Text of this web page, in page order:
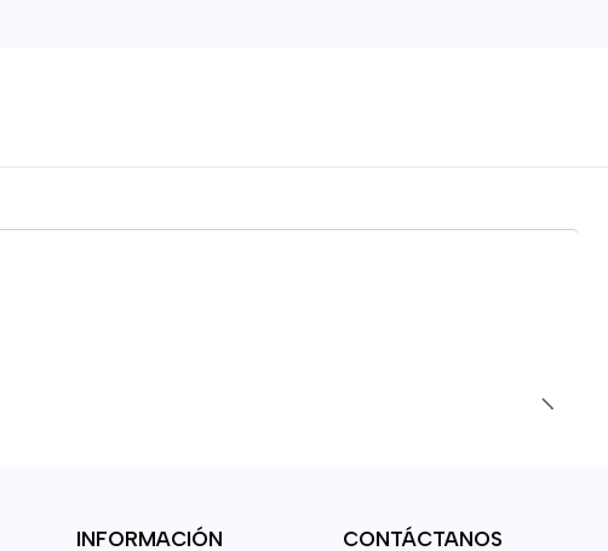
INFORMACIÓN CONTÁCTANOS